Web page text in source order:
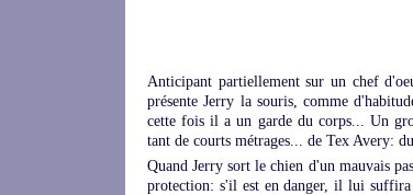
Anticipant partiellement sur un chef
présente Jerry la souris, comme
cette fois il a un garde du corps... Un
tant de courts métrages... de Tex Avery:
Quand Jerry sort le chien d'un mauvais
protection: s'il est en danger, il lui